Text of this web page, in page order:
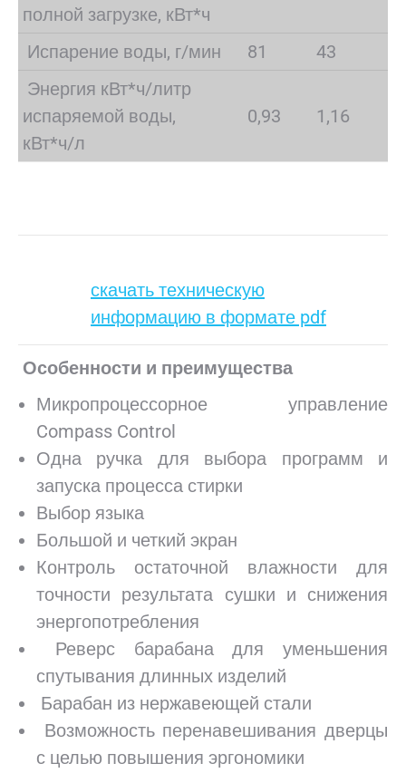
полной загрузке, кВт*ч
Испарение воды, г/мин 81
43
Энергия кВт*ч/литр
испаряемой воды,
кВт*ч/л
0,93 1,16
скачать техническую
информацию в формате pdf
Особенности и преимущества
Микропроцессорное управление
Compass Control
Одна ручка для выбора программ и
запуска процесса стирки
Выбор языка
Большой и четкий экран
Контроль остаточной влажности для
точности результата сушки и снижения
энергопотребления
Реверс барабана для уменьшения
спутывания длинных изделий
Барабан из нержавеющей стали
Возможность перенавешивания дверцы
с целью повышения эргономики